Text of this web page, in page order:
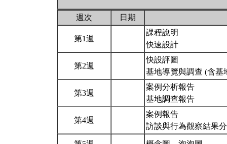
週次 日期
第1週
課程說明
快速設計
第2週
快設評圖
基地導覽與調查 (含
第3週
案例分析報告
基地調查報告
第4週
案例報告
訪談與行為觀察結果